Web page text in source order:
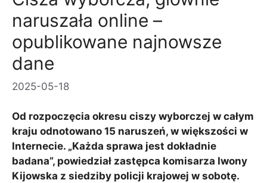
naruszała online –
opublikowane najnowsze
dane
2025-05-18
Od rozpoczęcia okresu ciszy wyborczej w całym
kraju odnotowano 15 naruszeń, w większości w
Internecie. „Każda sprawa jest dokładnie
badana”, powiedział zastępca komisarza Iwony
Kijowska z siedziby policji krajowej w sobotę.